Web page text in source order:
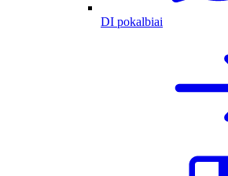
DI pokalbiai